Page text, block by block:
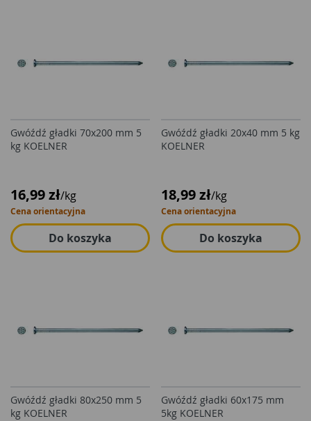
Gwóźdź gładki 70x200 mm 5
kg KOELNER
16,99 zł/kg
Cena orientacyjna
Do koszyka
Gwóźdź gładki 20x40 mm 5 kg
KOELNER
18,99 zł/kg
Cena orientacyjna
Do koszyka
Gwóźdź gładki 80x250 mm 5
kg KOELNER
Gwóźdź gładki 60x175 mm
5kg KOELNER